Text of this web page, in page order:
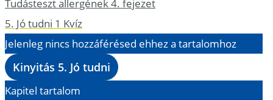
5. Jó tudni 1 Kvíz
Jelenleg nincs hozzáférésed ehhez a tartalomhoz
Kinyitás 5. Jó tudni
Kapitel tartalom